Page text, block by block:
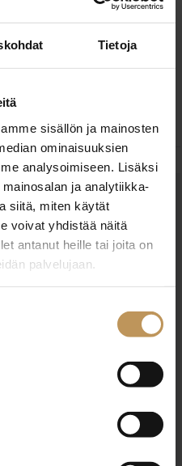
Tietoja
sisällön ja mainosten
ominaisuuksien
analysoimiseen. Lisäksi
ja analytiikka-
siitä, miten käytät
voivat yhdistää näitä
antanut heille tai joita on
palvelujaan.
Kun
myynti, ole yhteydessä
arvoinen
auttaa